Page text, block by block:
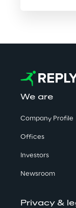
We are
Company Profile
Offices
Investors
Newsroom
Privacy &